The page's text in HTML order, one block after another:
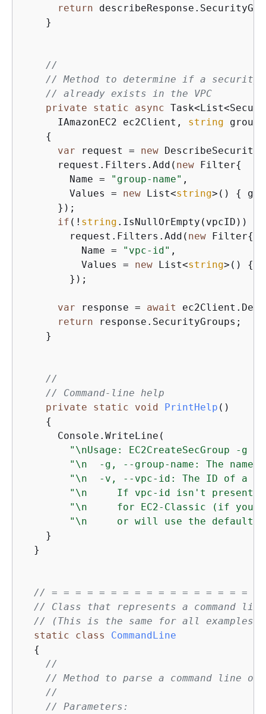
return
    }
//
// Method to determine if a security
// already exists in the VPC
private
static async
      IAmazonEC2 ec2Client,
string
{
var request = new
      request.Filters.Add(
new Filter{
        Name =
"group-name" ,
        Values =
new List<string>() {
      });
if (! string .IsNullOrEmpty(vpcID))
        request.Filters.Add(
new Filter{
          Name =
"vpc-id" ,
          Values =
new List<string>() {
        });
var response = await
return response.SecurityGroups;
    }
//
// Command-line help
private
static void PrintHelp ( )
{
      Console.WriteLine(
"\nUsage: EC2CreateSecGroup -g
"\n  -g, --group-name: The
"\n  -v, --vpc-id: The ID of a
"\n     If vpc-id isn't present,
"\n     for EC2-Classic (if your
"\n     or will use the default
    }
  }
// = = = = = = = = = = = = = = = = = =
// Class that represents a command
// (This is the same for all examples.
static
class
CommandLine
{
//
// Method to parse a command line
//
// Parameters: